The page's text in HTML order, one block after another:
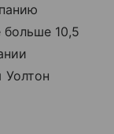
10,5
Уолтон